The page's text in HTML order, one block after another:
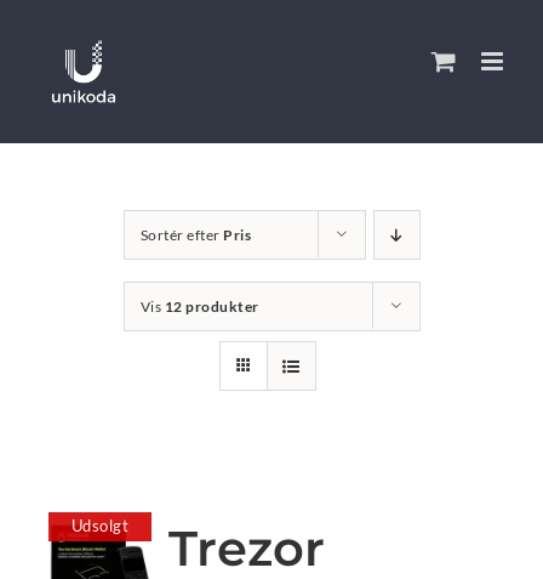
Sortér efter Pris
Vis 12 produkter
Udsolgt
Trezor